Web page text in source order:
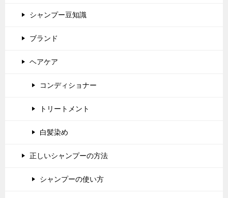
シャンプー豆知識
ブランド
ヘアケア
コンディショナー
トリートメント
白髪染め
正しいシャンプーの方法
シャンプーの使い方